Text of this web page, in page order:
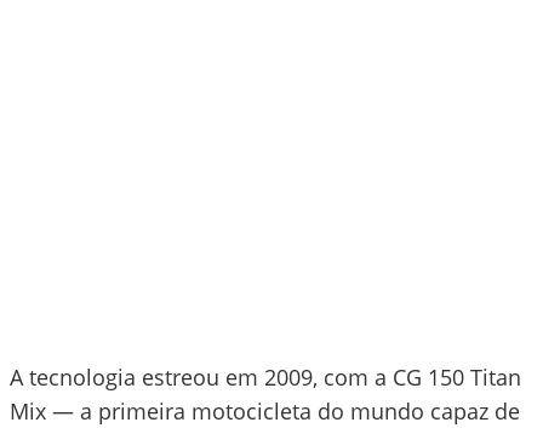
A tecnologia estreou em 2009, com a CG 150 Titan
Mix — a primeira motocicleta do mundo capaz de